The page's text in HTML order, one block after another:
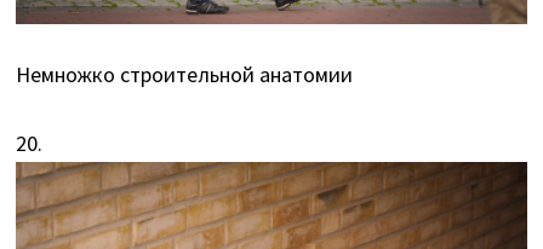
Немножко строительной анатомии
20.